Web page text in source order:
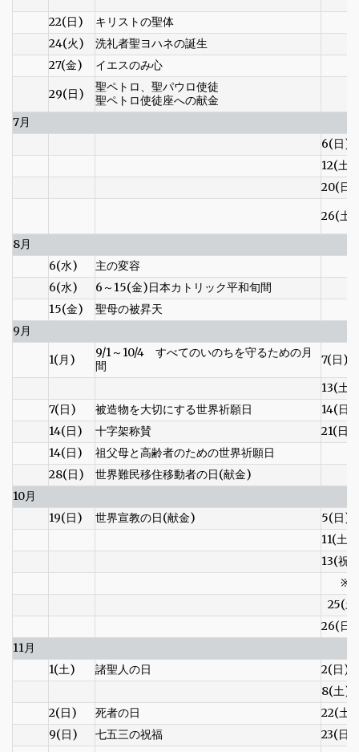
22(日)
キリストの聖体
24(火)
洗礼者聖ヨハネの誕生
27(金)
イエスのみ心
29(日)
聖ペトロ、聖パウロ使徒
聖ペトロ使徒座への献金
7月
6(日)
12(土)
20(日)
26(土)
8月
6(水)
主の変容
6(水)
6～15(金)日本カトリック平和旬間
15(金)
聖母の被昇天
9月
1(月)
9/1～10/4 すべてのいのちを守るための月
間
7(日)
13(土)
7(日)
被造物を大切にする世界祈願日
14(日)
14(日)
十字架称賛
21(日)
14(日)
祖父母と高齢者のための世界祈願日
28(日)
世界難民移住移動者の日(献金)
10月
19(日)
世界宣教の日(献金)
5(日)
11(土)
13(祝)
※
25(
26(日)
11月
1(土)
諸聖人の日
2(日)
8(土)
2(日)
死者の日
22(土)
9(日)
七五三の祝福
23(日)